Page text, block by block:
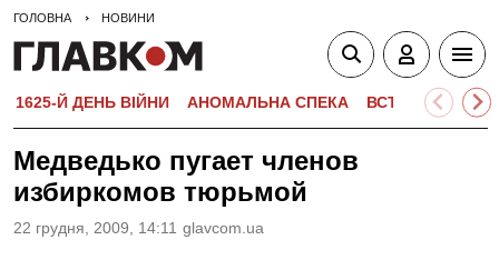
ГОЛОВНА НОВИНИ
1625-Й ДЕНЬ ВІЙНИ АНОМАЛЬНА СПЕКА ВСТУПНА
Медведько пугает членов
избиркомов тюрьмой
22 грудня, 2009, 14:11 glavcom.ua